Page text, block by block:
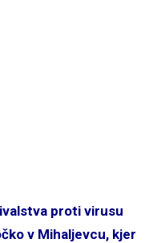
proti virusu
v Mihaljevcu, kjer